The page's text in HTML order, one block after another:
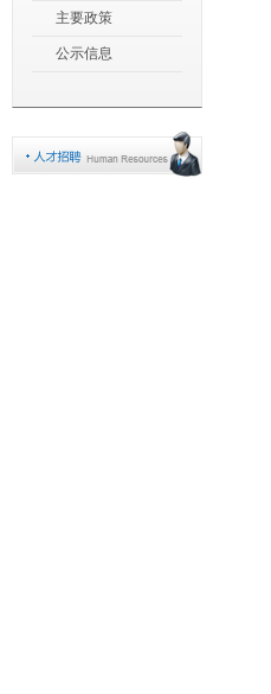
主要政策
公示信息